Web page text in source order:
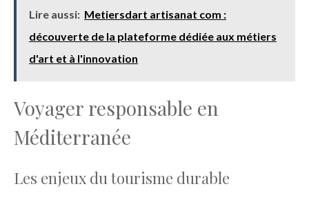
Lire aussi: Metiersdart artisanat com :
découverte de la plateforme dédiée aux métiers
d'art et à l'innovation
Voyager responsable en
Méditerranée
Les enjeux du tourisme durable